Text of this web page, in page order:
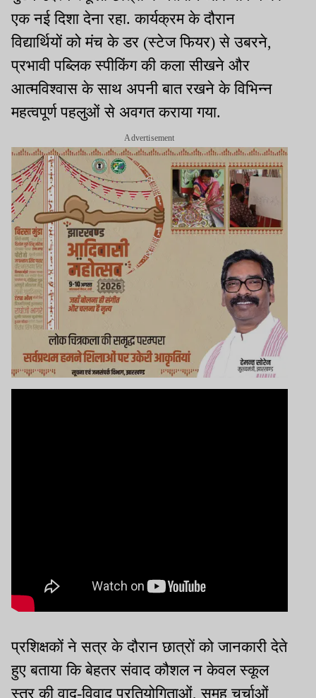
एक नई दिशा देना रहा. कार्यक्रम के दौरान
विद्यार्थियों को मंच के डर (स्टेज फियर) से उबरने,
प्रभावी पब्लिक स्पीकिंग की कला सीखने और
आत्मविश्वास के साथ अपनी बात रखने के विभिन्न
महत्वपूर्ण पहलुओं से अवगत कराया गया.
Advertisement
प्रशिक्षकों ने सत्र के दौरान छात्रों को जानकारी देते
हुए बताया कि बेहतर संवाद कौशल न केवल स्कूल
स्तर की वाद-विवाद प्रतियोगिताओं, समूह चर्चाओं